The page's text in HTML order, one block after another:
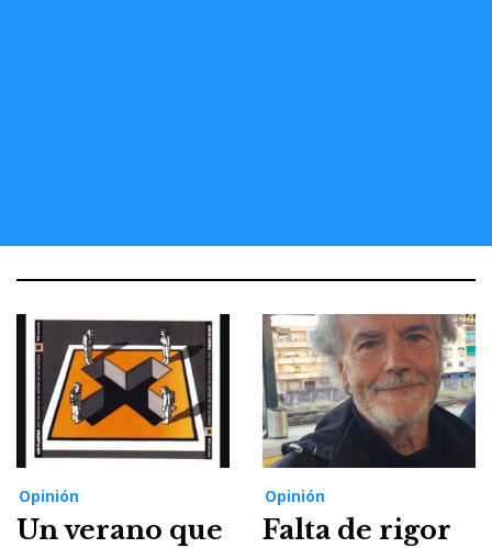
Opinión
Un verano que
Opinión
Falta de rigor